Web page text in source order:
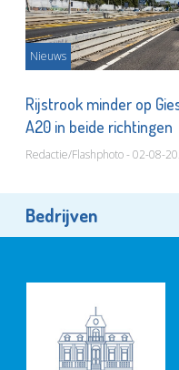
Nieuws
Rijstrook minder op
A20 in beide richtingen
Redactie/Flashphoto - 02-08-
Bedrijven